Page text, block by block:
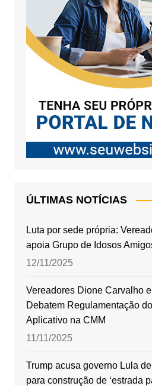
ÚLTIMAS NOTÍCIAS
Luta por sede própria:
apoia Grupo de Idosos
12/11/2025
Vereadores Dione Carvalho
Debatem Regulamentação
Aplicativo na CMM
11/11/2025
Trump acusa governo Lula
para construção de ‘estrada